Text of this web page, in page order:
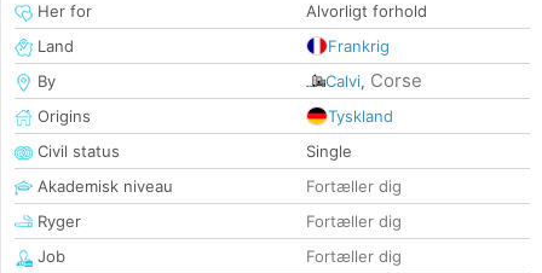
Her for
Alvorligt forhold
Land
Frankrig
By
Calvi, Corse
Origins
Tyskland
Civil status
Single
Akademisk niveau
Fortæller dig
Ryger
Fortæller dig
Job
Fortæller dig